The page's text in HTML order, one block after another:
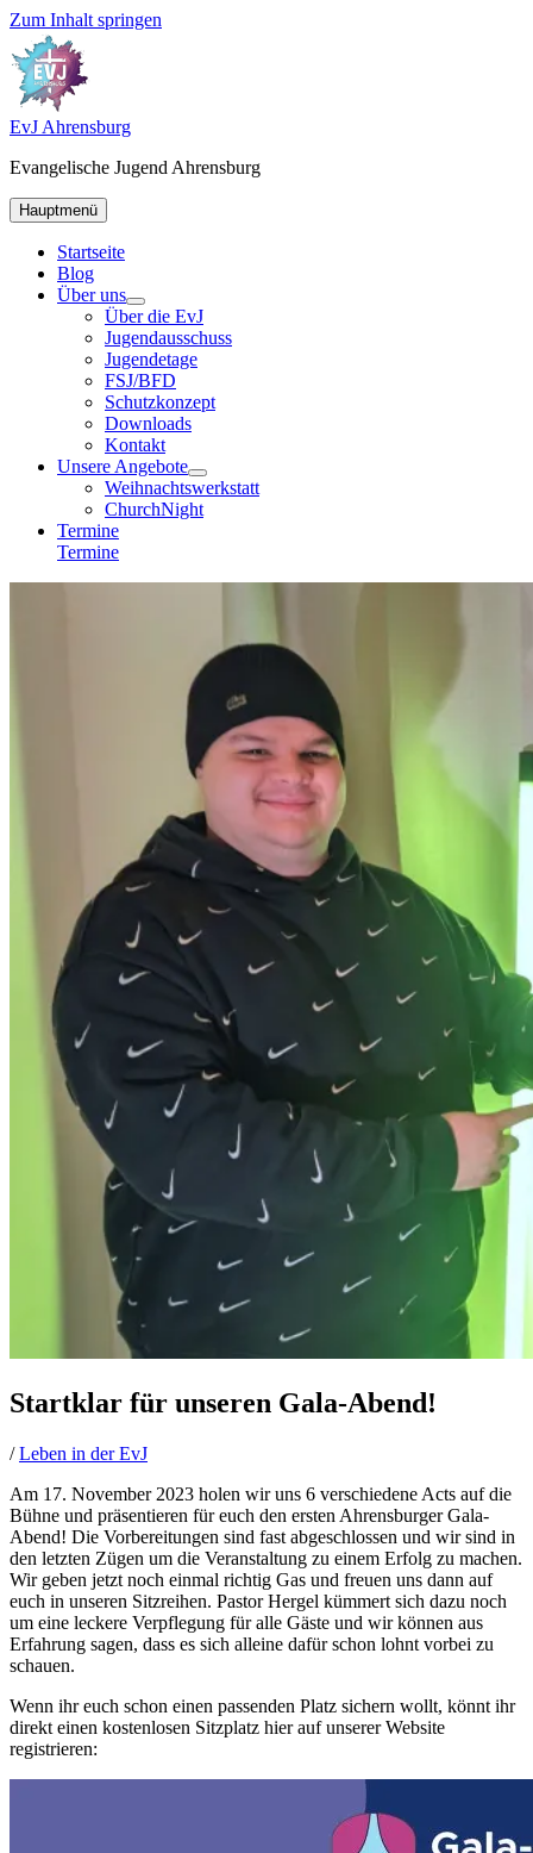
Zum Inhalt springen
EvJ Ahrensburg
Evangelische Jugend Ahrensburg
Hauptmenü
Startseite
Blog
Über uns
Über die EvJ
Jugendausschuss
Jugendetage
FSJ/BFD
Schutzkonzept
Downloads
Kontakt
Unsere Angebote
Weihnachtswerkstatt
ChurchNight
Termine
Termine
Startklar für unseren Gala-Abend!
/Leben in der EvJ
Am 17. November 2023 holen wir uns 6 verschiedene Acts auf die
Bühne und präsentieren für euch den ersten Ahrensburger Gala-
Abend! Die Vorbereitungen sind fast abgeschlossen und wir sind in
den letzten Zügen um die Veranstaltung zu einem Erfolg zu machen.
Wir geben jetzt noch einmal richtig Gas und freuen uns dann auf
euch in unseren Sitzreihen. Pastor Hergel kümmert sich dazu noch
um eine leckere Verpflegung für alle Gäste und wir können aus
Erfahrung sagen, dass es sich alleine dafür schon lohnt vorbei zu
schauen.
Wenn ihr euch schon einen passenden Platz sichern wollt, könnt ihr
direkt einen kostenlosen Sitzplatz hier auf unserer Website
registrieren: